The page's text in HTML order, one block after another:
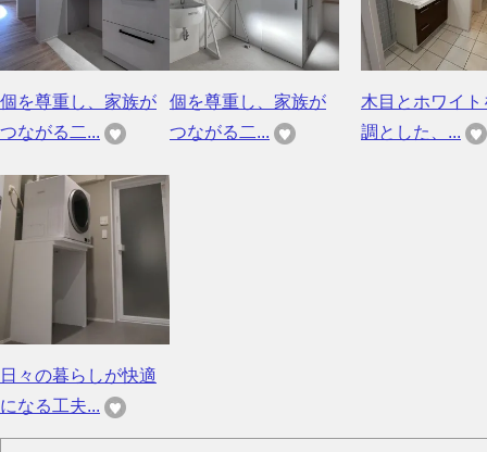
個を尊重し、家族が
つながる二...
個を尊重し、家族が
つながる二...
木目とホワイト
調とした、...
日々の暮らしが快適
になる工夫...